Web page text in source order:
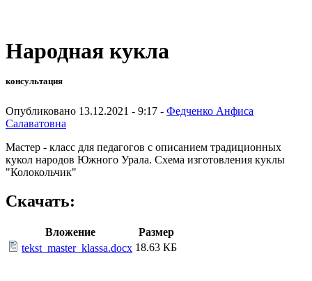
Народная кукла
консультация
Опубликовано 13.12.2021 - 9:17 - Федченко Анфиса
Салаватовна
Мастер - класс для педагогов с описанием традиционных
кукол народов Южного Урала. Схема изготовления куклы
"Колокольчик"
Скачать:
Вложение
Размер
tekst_master_klassa.docx 18.63 КБ